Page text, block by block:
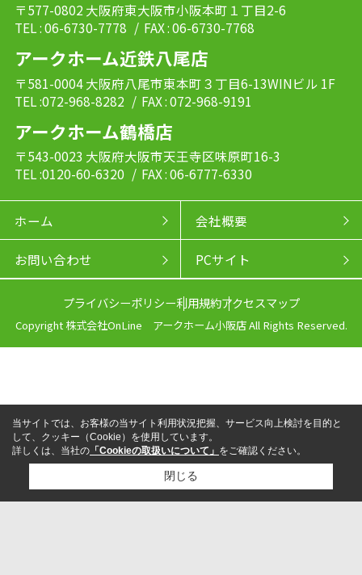
〒577-0802 大阪府東大阪市小阪本町１丁目2-6
TEL : 06-6730-7778 / FAX : 06-6730-7768
アークホーム近鉄八尾店
〒581-0004 大阪府八尾市東本町３丁目6-13WINビル 1F
TEL :072-968-8282 / FAX : 072-968-9191
アークホーム鶴橋店
〒543-0023 大阪府大阪市天王寺区味原町16-3
TEL :0120-60-6320 / FAX : 06-6777-6330
ホーム 会社概要
お問い合わせ PCサイト
プライバシーポリシー利用規約アクセスマップ
Copyright 株式会社OnLine アークホーム小阪店 All Rights Reserved.
LINEからお問い合わせ
当サイトでは、お客様の当サイト利用状況把握、サービス向上検討を目的と
して、クッキー（Cookie）を使用しています。
詳しくは、当社の 「Cookieの取扱いについて」 をご確認ください。
閉じる